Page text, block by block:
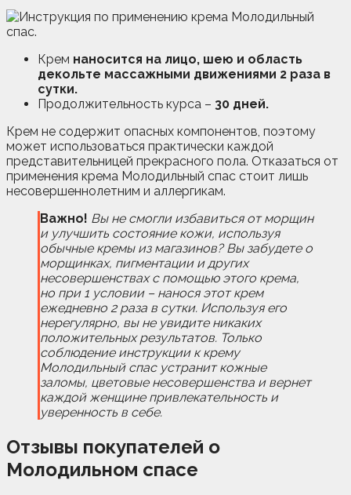
Крем наносится на лицо, шею и область
декольте массажными движениями 2 раза в
сутки.
Продолжительность курса – 30 дней.
Крем не содержит опасных компонентов, поэтому
может использоваться практически каждой
представительницей прекрасного пола. Отказаться от
применения крема Молодильный спас стоит лишь
несовершеннолетним и аллергикам.
Важно! Вы не смогли избавиться от морщин
и улучшить состояние кожи, используя
обычные кремы из магазинов? Вы забудете о
морщинках, пигментации и других
несовершенствах с помощью этого крема,
но при 1 условии – нанося этот крем
ежедневно 2 раза в сутки. Используя его
нерегулярно, вы не увидите никаких
положительных результатов. Только
соблюдение инструкции к крему
Молодильный спас устранит кожные
заломы, цветовые несовершенства и вернет
каждой женщине привлекательность и
уверенность в себе.
Отзывы покупателей о
Молодильном спасе